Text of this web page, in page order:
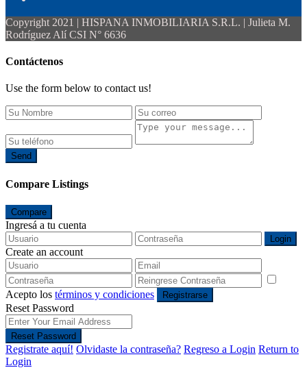
Copyright 2021 | HISPANA INMOBILIARIA S.R.L. | Julieta M.
Rodríguez Alí CSI N° 6636
Contáctenos
Use the form below to contact us!
Send
Compare Listings
Compare
Ingresá a tu cuenta
Login
Create an account
Acepto los términos y condiciones Registrarse
Reset Password
Reset Password
Registrate aquí! Olvidaste la contraseña? Regreso a Login Return to
Login